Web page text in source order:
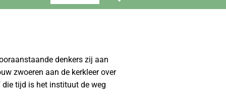
denkers zij aan
zwoeren aan de kerkleer over
tijd is het instituut de weg